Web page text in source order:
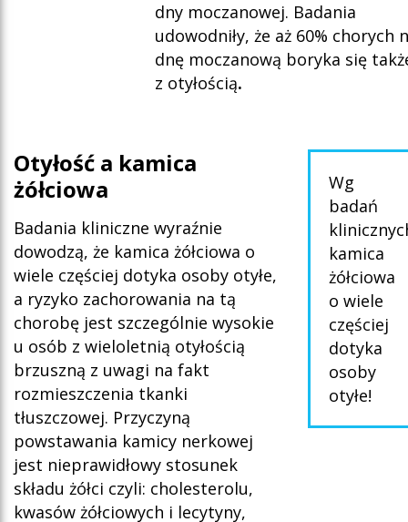
dny moczanowej. Badania
udowodniły, że aż 60% chorych
dnę moczanową boryka się
z otyłością.
Otyłość a kamica
żółciowa
Badania kliniczne wyraźnie
dowodzą, że kamica żółciowa o
wiele częściej dotyka osoby otyłe,
a ryzyko zachorowania na tą
chorobę jest szczególnie wysokie
u osób z wieloletnią otyłością
brzuszną z uwagi na fakt
rozmieszczenia tkanki
tłuszczowej. Przyczyną
powstawania kamicy nerkowej
jest nieprawidłowy stosunek
składu żółci czyli: cholesterolu,
kwasów żółciowych i lecytyny,
Wg
badań
kamica
żółciowa
o wiele
częściej
dotyka
osoby
otyłe!